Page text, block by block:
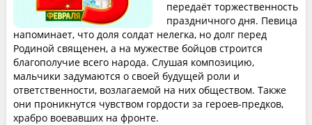
передаёт торжественность
праздничного дня. Певица
напоминает, что доля солдат нелегка, но долг перед
Родиной священен, а на мужестве бойцов строится
благополучие всего народа. Слушая композицию,
мальчики задумаются о своей будущей роли и
ответственности, возлагаемой на них обществом. Также
они проникнутся чувством гордости за героев-предков,
храбро воевавших на фронте.